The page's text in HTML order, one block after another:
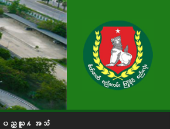
ျပည္သူ႔အသံ